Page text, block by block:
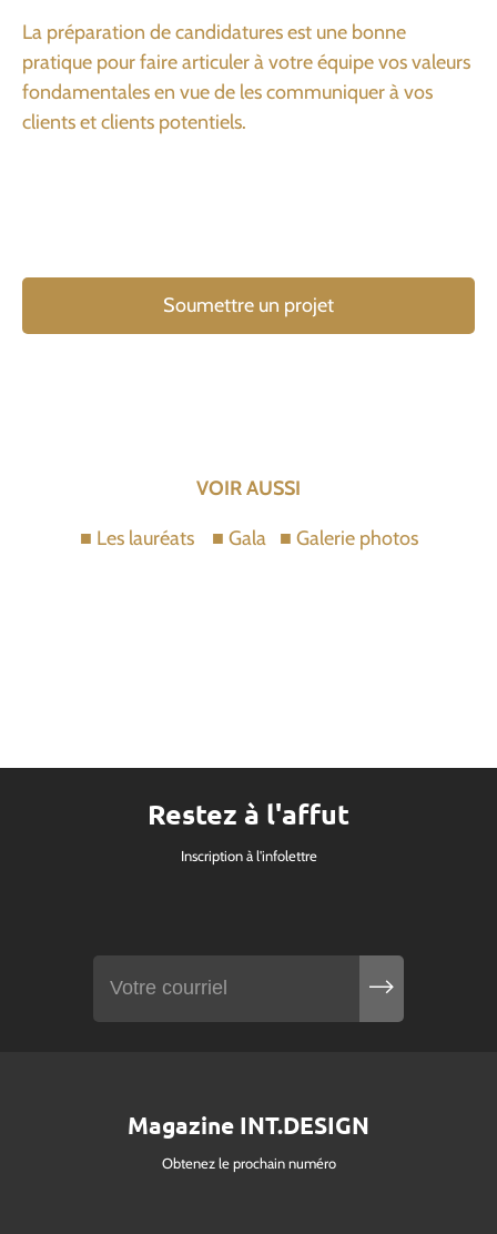
La préparation de candidatures est une bonne
pratique pour faire articuler à votre équipe vos valeurs
fondamentales en vue de les communiquer à vos
clients et clients potentiels.
Soumettre un projet
VOIR AUSSI
■ Les lauréats ■ Gala ■ Galerie photos
Restez à l'affut
Inscription à l'infolettre
Magazine INT.DESIGN
Obtenez le prochain numéro